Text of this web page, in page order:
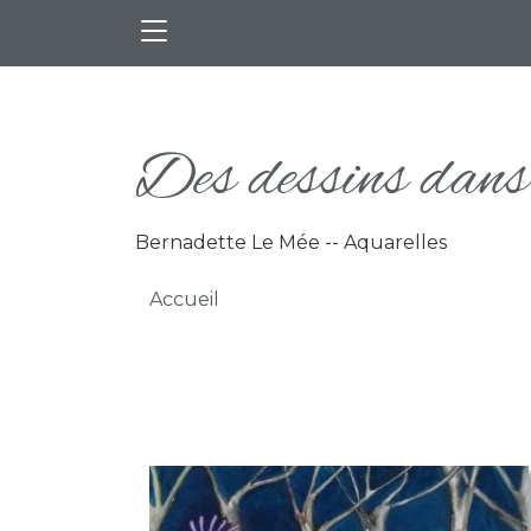
Des dessins
Bernadette Le Mée -- Aquarelles
Fil d'Ariane
Accueil
Photo de l'aquarelle